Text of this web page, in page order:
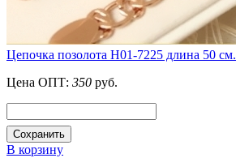
Цепочка позолота Н01-7225 длина 50 см.
Цена ОПТ: 350 руб.
Сохранить
В корзину